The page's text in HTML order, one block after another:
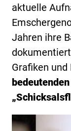
aktuelle
Jahren ihre
Grafiken